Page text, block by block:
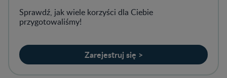
Sprawdź, jak wiele korzyści dla Ciebie
przygotowaliśmy!
Zarejestruj się >